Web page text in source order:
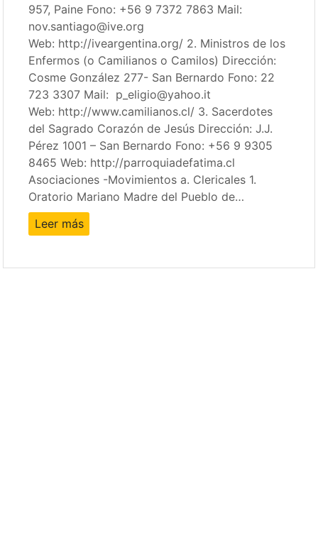
957, Paine Fono: +56 9 7372 7863 Mail:
nov.santiago@ive.org
Web: http://iveargentina.org/ 2. Ministros de los
Enfermos (o Camilianos o Camilos) Dirección:
Cosme González 277- San Bernardo Fono: 22
723 3307 Mail: p_eligio@yahoo.it
Web: http://www.camilianos.cl/ 3. Sacerdotes
del Sagrado Corazón de Jesús Dirección: J.J.
Pérez 1001 – San Bernardo Fono: +56 9 9305
8465 Web: http://parroquiadefatima.cl
Asociaciones -Movimientos a. Clericales 1.
Oratorio Mariano Madre del Pueblo de…
Leer más